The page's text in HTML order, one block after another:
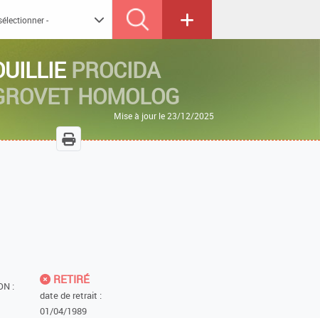
PROCIDA
HOMOLOG
Mise à jour le 23/12/2025
:
RETIRÉ
date de retrait :
01/04/1989